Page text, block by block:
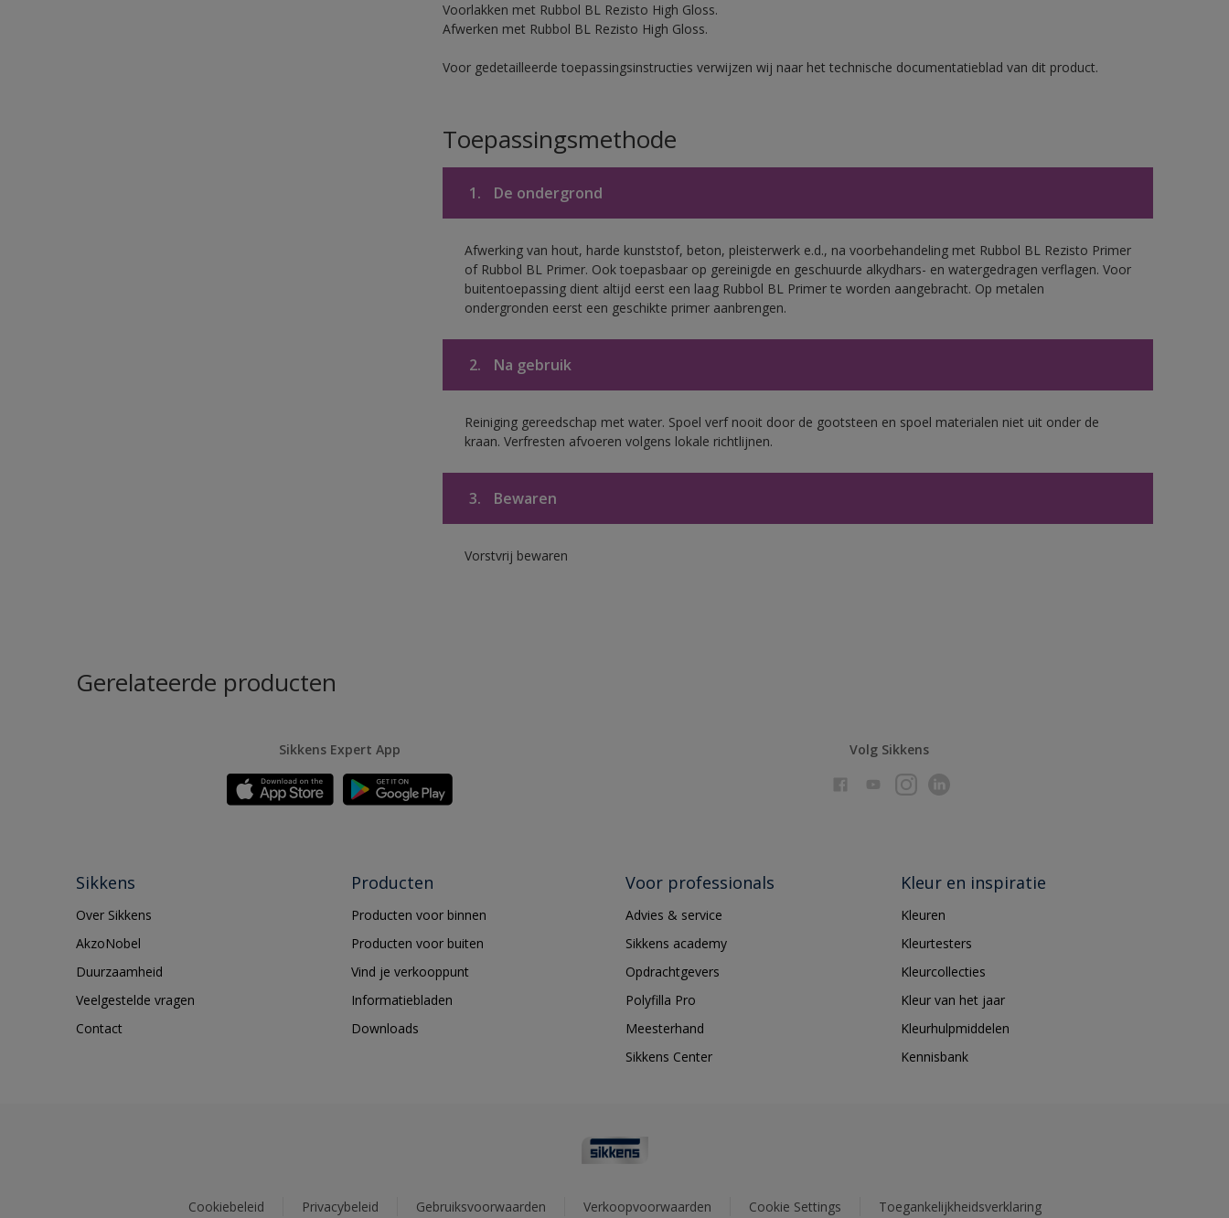
Voorlakken met Rubbol BL Rezisto High Gloss.
Afwerken met Rubbol BL Rezisto High Gloss.
Voor gedetailleerde toepassingsinstructies verwijzen wij naar het technische documentatieblad van dit product.
Toepassingsmethode
1. De ondergrond
Afwerking van hout, harde kunststof, beton, pleisterwerk e.d., na voorbehandeling met Rubbol BL Rezisto Primer
of Rubbol BL Primer. Ook toepasbaar op gereinigde en geschuurde alkydhars- en watergedragen verflagen. Voor
buitentoepassing dient altijd eerst een laag Rubbol BL Primer te worden aangebracht. Op metalen
ondergronden eerst een geschikte primer aanbrengen.
2. Na gebruik
Reiniging gereedschap met water. Spoel verf nooit door de gootsteen en spoel materialen niet uit onder de
kraan. Verfresten afvoeren volgens lokale richtlijnen.
3. Bewaren
Vorstvrij bewaren
Gerelateerde producten
Sikkens Expert App Volg Sikkens
Sikkens
Over Sikkens
AkzoNobel
Duurzaamheid
Veelgestelde vragen
Contact
Producten
Producten voor binnen
Producten voor buiten
Vind je verkooppunt
Informatiebladen
Downloads
Voor professionals
Advies & service
Sikkens academy
Opdrachtgevers
Polyfilla Pro
Meesterhand
Sikkens Center
Kleur en inspiratie
Kleuren
Kleurtesters
Kleurcollecties
Kleur van het jaar
Kleurhulpmiddelen
Kennisbank
Cookiebeleid Privacybeleid Gebruiksvoorwaarden Verkoopvoorwaarden Cookie Settings Toegankelijkheidsverklaring